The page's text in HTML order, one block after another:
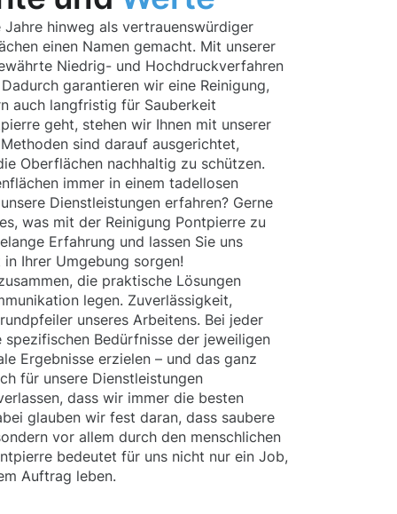
hinweg als vertrauenswürdiger
einen Namen gemacht. Mit unserer
Niedrig- und Hochdruckverfahren
garantieren wir eine Reinigung,
auch langfristig für Sauberkeit
geht, stehen wir Ihnen mit unserer
sind darauf ausgerichtet,
Oberflächen nachhaltig zu schützen.
immer in einem tadellosen
Dienstleistungen erfahren? Gerne
was mit der Reinigung Pontpierre zu
Erfahrung und lassen Sie uns
Ihrer Umgebung sorgen!
die praktische Lösungen
legen. Zuverlässigkeit,
unseres Arbeitens. Bei jeder
Bedürfnisse der jeweiligen
Ergebnisse erzielen – und das ganz
für unsere Dienstleistungen
dass wir immer die besten
glauben wir fest daran, dass saubere
vor allem durch den menschlichen
bedeutet für uns nicht nur ein Job,
Auftrag leben.